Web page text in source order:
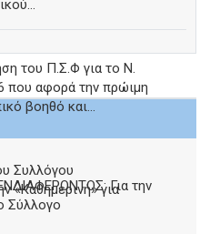
του Π.Σ.Φ για το Ν.
που αφορά την πρώιμη
βοηθό και...
Συλλόγου
«Καθημερινή» γιαΓια την
Σύλλογο